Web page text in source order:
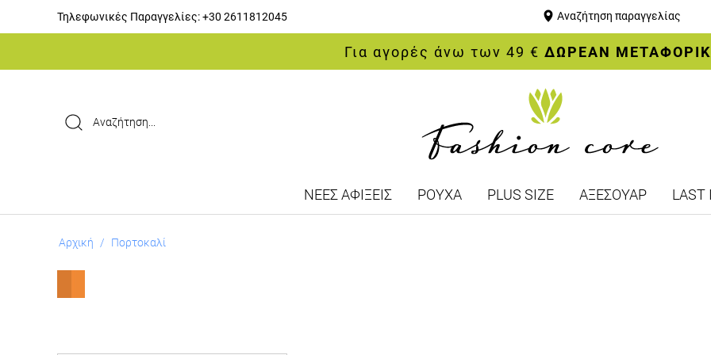
Τηλεφωνικές Παραγγελίες:+30 2611812045 Αναζήτηση παραγγελίας
Για αγορές άνω των 49 € ΔΩΡΕΑΝ
ΝΕΕΣ ΑΦΙΞΕΙΣ ΡΟΥΧΑ PLUS SIZE ΑΞΕΣΟΥΑΡ LAST
Αρχική / Πορτοκαλί